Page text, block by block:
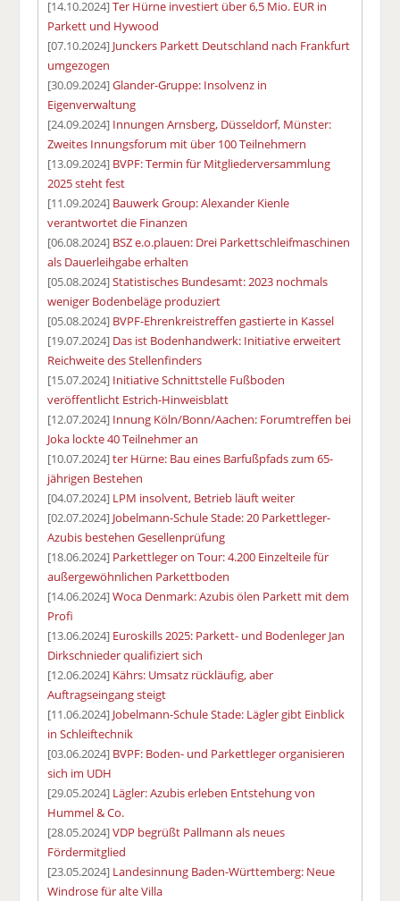
[14.10.2024]Ter Hürne investiert über 6,5 Mio. EUR in
Parkett und Hywood
[07.10.2024] Junckers Parkett Deutschland nach Frankfurt
umgezogen
[30.09.2024]Glander-Gruppe: Insolvenz in
Eigenverwaltung
[24.09.2024] Innungen Arnsberg, Düsseldorf, Münster:
Zweites Innungsforum mit über 100 Teilnehmern
[13.09.2024] BVPF: Termin für Mitgliederversammlung
2025 steht fest
[11.09.2024] Bauwerk Group: Alexander Kienle
verantwortet die Finanzen
[06.08.2024] BSZ e.o.plauen: Drei Parkettschleifmaschinen
als Dauerleihgabe erhalten
[05.08.2024]Statistisches Bundesamt: 2023 nochmals
weniger Bodenbeläge produziert
[05.08.2024] BVPF-Ehrenkreistreffen gastierte in Kassel
[19.07.2024] Das ist Bodenhandwerk: Initiative erweitert
Reichweite des Stellenfinders
[15.07.2024] Initiative Schnittstelle Fußboden
veröffentlicht Estrich-Hinweisblatt
[12.07.2024] Innung Köln/Bonn/Aachen: Forumtreffen bei
Joka lockte 40 Teilnehmer an
[10.07.2024]ter Hürne: Bau eines Barfußpfads zum 65-
jährigen Bestehen
[04.07.2024] LPM insolvent, Betrieb läuft weiter
[02.07.2024] Jobelmann-Schule Stade: 20 Parkettleger-
Azubis bestehen Gesellenprüfung
[18.06.2024] Parkettleger on Tour: 4.200 Einzelteile für
außergewöhnlichen Parkettboden
[14.06.2024]Woca Denmark: Azubis ölen Parkett mit dem
Profi
[13.06.2024] Euroskills 2025: Parkett- und Bodenleger Jan
Dirkschnieder qualifiziert sich
[12.06.2024] Kährs: Umsatz rückläufig, aber
Auftragseingang steigt
[11.06.2024] Jobelmann-Schule Stade: Lägler gibt Einblick
in Schleiftechnik
[03.06.2024] BVPF: Boden- und Parkettleger organisieren
sich im UDH
[29.05.2024] Lägler: Azubis erleben Entstehung von
Hummel & Co.
[28.05.2024]VDP begrüßt Pallmann als neues
Fördermitglied
[23.05.2024] Landesinnung Baden-Württemberg: Neue
Windrose für alte Villa